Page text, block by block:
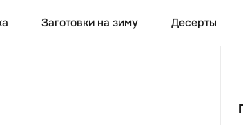
Заготовки на зиму Десерты